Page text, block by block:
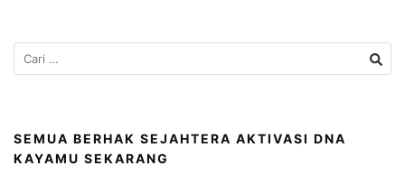
SEMUA BERHAK SEJAHTERA AKTIVASI DNA
KAYAMU SEKARANG